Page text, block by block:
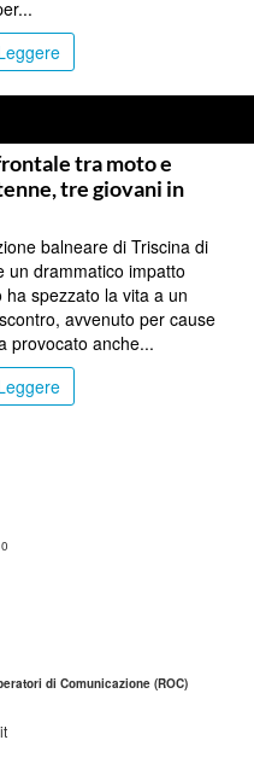
tra moto e
tre giovani in
balneare di Triscina di
un drammatico impatto
spezzato la vita a un
avvenuto per cause
provocato anche...
di Comunicazione (ROC)